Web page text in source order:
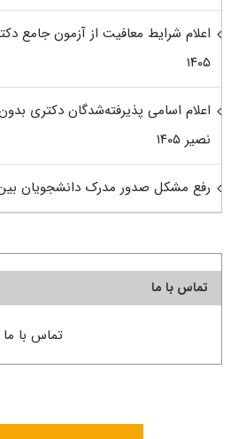
اعلام شرایط معافیت از آزمون جامع
۱۴۰۵
اعلام اسامی پذیرفته‌شدگان دکتری
نصیر ۱۴۰۵
رفع مشکل صدور مدرک دانشجویان بین
تماس با ما
تماس با ما